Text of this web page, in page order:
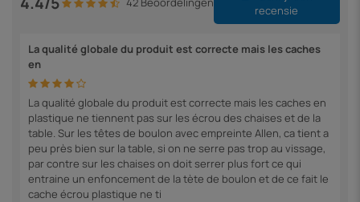
recensie
La qualité globale du produit est correcte mais les caches
en
La qualité globale du produit est correcte mais les caches en
plastique ne tiennent pas sur les écrou des chaises et de la
table. Sur les têtes de boulon avec empreinte Allen, ca tient a
peu près bien sur la table, si on ne serre pas trop au vissage,
par contre sur les chaises on doit serrer plus fort ce qui
entraine un enfoncement de la tète de boulon et de ce fait le
cache écrou plastique ne ti